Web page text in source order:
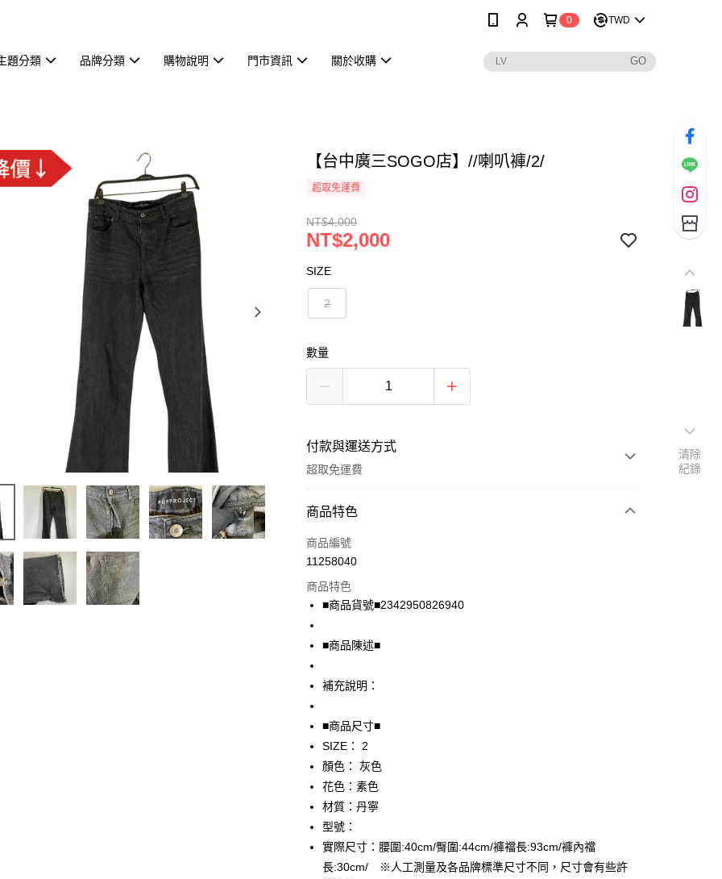
0 TWD
題分類 品牌分類 購物說明 門市資訊 關於收購
【台中廣三SOGO店】//喇叭褲/2/
超取免運費
NT$4,000
NT$2,000
SIZE
2
數量
付款與運送方式
超取免運費
付款方式
信用卡一次付款
LINE Pay
Apple Pay
悠遊付
全盈+PAY
AFTEE先享後付
相關說明
【關於「AFTEE先享後付」】
AFTEE先享後付是「在收到商品之後才付款」的支付方式。 讓您購物簡單
便利好安心！
１．簡單：不需註冊會員、不需綁卡、不需儲值。
２．便利：只要手機號碼，簡訊認證，即可結帳。
運送方式
全家取貨付款
免運費
商品特色
商品編號
11258040
商品特色
■商品貨號■2342950826940
■商品陳述■
補充說明：
■商品尺寸■
SIZE： 2
顏色： 灰色
花色：素色
材質：丹寧
型號：
實際尺寸：腰圍:40cm/臀圍:44cm/褲襠長:93cm/褲內襠
長:30cm/ ※人工測量及各品牌標準尺寸不同，尺寸會有些許
清除
紀錄